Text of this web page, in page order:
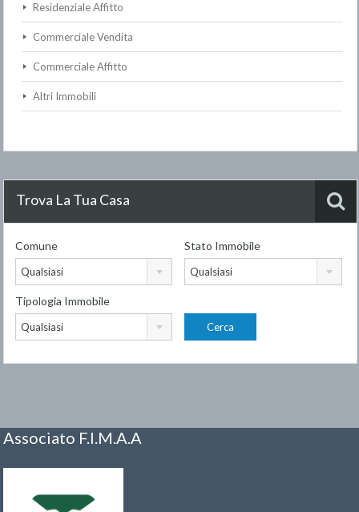
Residenziale Affitto
Commerciale Vendita
Commerciale Affitto
Altri Immobili
Trova La Tua Casa
Comune
Qualsiasi
Stato Immobile
Qualsiasi
Tipologia Immobile
Qualsiasi
Associato F.I.M.A.A